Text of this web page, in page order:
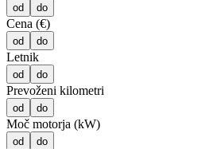
od do
Cena (€)
od do
Letnik
od do
Prevoženi kilometri
od do
Moč motorja (kW)
od do